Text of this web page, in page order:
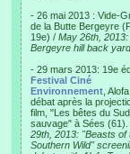
- 26 mai 2013 : Vide-
de la Butte Bergeyre
19e) / May 26th, 2013:
Bergeyre hill back
- 29 mars 2013: 19e
Festival Ciné
Environnement ,
débat après la
film, "Les bêtes du Sud
sauvage" à Sées (61).
29th, 2013: "Beasts of
Southern Wild"